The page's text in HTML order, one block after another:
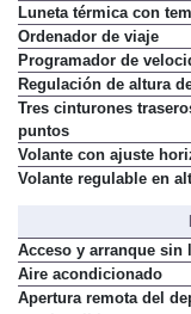
Luneta térmica con
Ordenador de viaje
Programador de
Regulación de altura
Tres cinturones
puntos
Volante con ajuste
Volante regulable en
Acceso y arranque sin
Aire acondicionado
Apertura remota del